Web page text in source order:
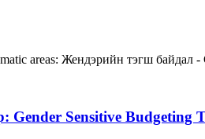
areas: Жендэрийн тэгш байдал -
Gender Sensitive Budgeting